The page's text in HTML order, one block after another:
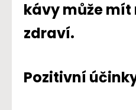
kávy může mít
zdraví.
Pozitivní